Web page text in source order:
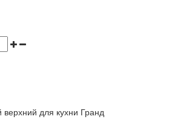
для кухни Гранд